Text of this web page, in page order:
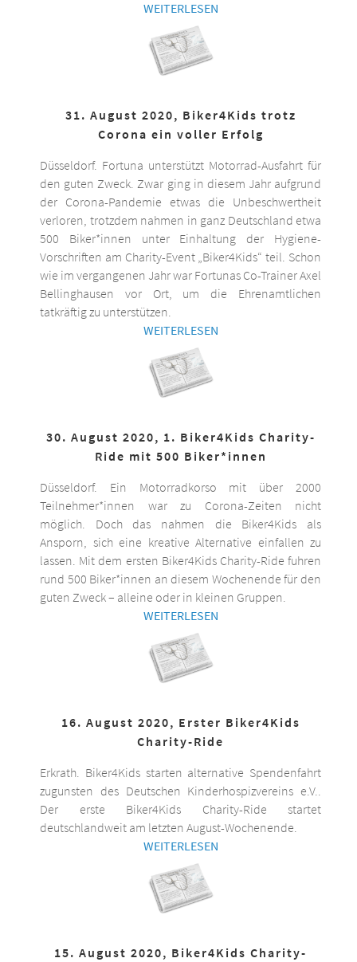
WEITERLESEN
31. August 2020, Biker4Kids trotz
Corona ein voller Erfolg
Düsseldorf. Fortuna unterstützt Motorrad-Ausfahrt für
den guten Zweck. Zwar ging in diesem Jahr aufgrund
der Corona-Pandemie etwas die Unbeschwertheit
verloren, trotzdem nahmen in ganz Deutschland etwa
500 Biker*innen unter Einhaltung der Hygiene-
Vorschriften am Charity-Event „Biker4Kids“ teil. Schon
wie im vergangenen Jahr war Fortunas Co-Trainer Axel
Bellinghausen vor Ort, um die Ehrenamtlichen
tatkräftig zu unterstützen.
WEITERLESEN
30. August 2020, 1. Biker4Kids Charity-
Ride mit 500 Biker*innen
Düsseldorf. Ein Motorradkorso mit über 2000
Teilnehmer*innen war zu Corona-Zeiten nicht
möglich. Doch das nahmen die Biker4Kids als
Ansporn, sich eine kreative Alternative einfallen zu
lassen. Mit dem ersten Biker4Kids Charity-Ride fuhren
rund 500 Biker*innen an diesem Wochenende für den
guten Zweck – alleine oder in kleinen Gruppen.
WEITERLESEN
16. August 2020, Erster Biker4Kids
Charity-Ride
Erkrath. Biker4Kids starten alternative Spendenfahrt
zugunsten des Deutschen Kinderhospizvereins e.V..
Der erste Biker4Kids Charity-Ride startet
deutschlandweit am letzten August-Wochenende.
WEITERLESEN
15. August 2020, Biker4Kids Charity-